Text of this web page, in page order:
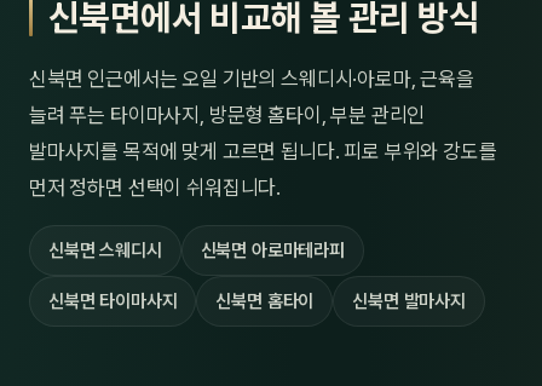
신북면에서 비교해 볼 관리 방식
신북면 인근에서는 오일 기반의 스웨디시·아로마, 근육을
늘려 푸는 타이마사지, 방문형 홈타이, 부분 관리인
발마사지를 목적에 맞게 고르면 됩니다. 피로 부위와 강도를
먼저 정하면 선택이 쉬워집니다.
신북면 스웨디시 신북면 아로마테라피
신북면 타이마사지 신북면 홈타이 신북면 발마사지